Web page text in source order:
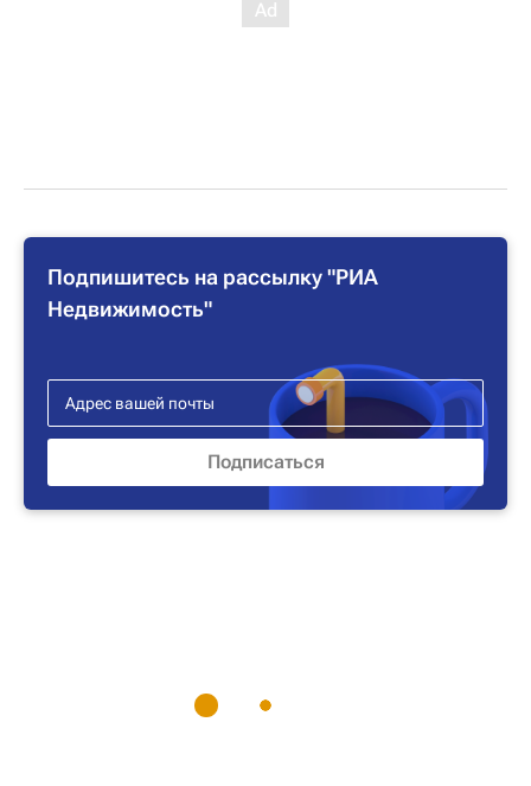
Подпишитесь на рассылку "РИА
Недвижимость"